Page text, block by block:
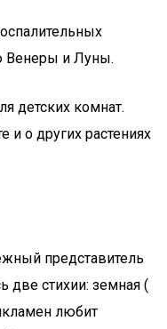
Венеры и Луны.
детских комнат.
и о других растениях
представитель
две стихии: земная (
любит